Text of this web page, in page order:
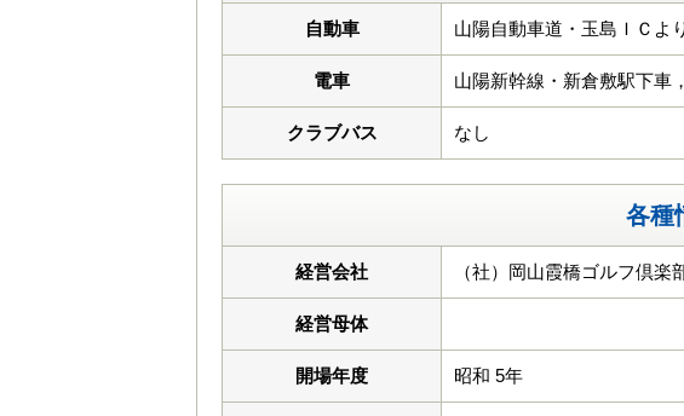
自動車 山陽自動車道・玉島ＩＣよ
電車 山陽新幹線・新倉敷駅下車
クラブバス なし
各種
経営会社 （社）岡山霞橋ゴルフ倶楽
経営母体
開場年度 昭和 5年